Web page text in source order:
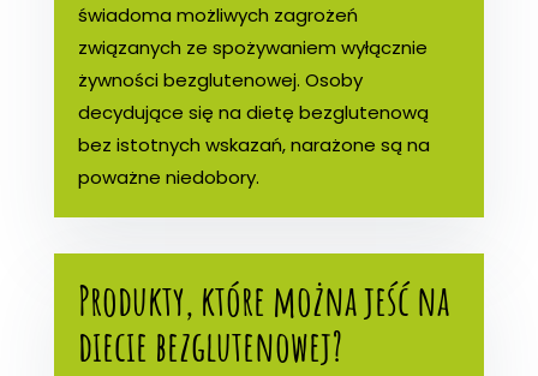
świadoma możliwych zagrożeń
związanych ze spożywaniem wyłącznie
żywności bezglutenowej. Osoby
decydujące się na dietę bezglutenową
bez istotnych wskazań, narażone są na
poważne niedobory.
Produkty, które można jeść na
diecie bezglutenowej?